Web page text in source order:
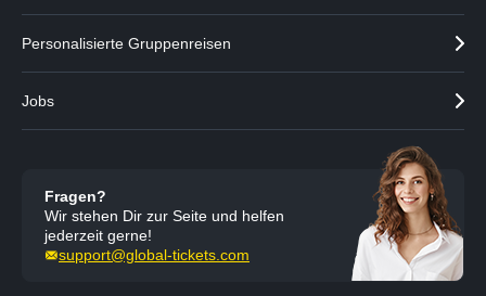
Personalisierte Gruppenreisen
Jobs
Fragen?
Wir stehen Dir zur Seite und helfen
jederzeit gerne!
support@global-tickets.com